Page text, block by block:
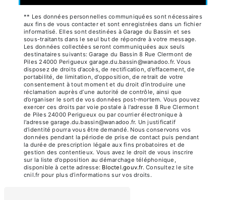
** Les données personnelles communiquées sont nécessaires
aux fins de vous contacter et sont enregistrées dans un fichier
informatisé. Elles sont destinées à Garage du Bassin et ses
sous-traitants dans le seul but de répondre à votre message.
Les données collectées seront communiquées aux seuls
destinataires suivants: Garage du Bassin 8 Rue Clermont de
Piles 24000 Perigueux garage.du.bassin@wanadoo.fr. Vous
disposez de droits d’accès, de rectification, d’effacement, de
portabilité, de limitation, d’opposition, de retrait de votre
consentement à tout moment et du droit d’introduire une
réclamation auprès d’une autorité de contrôle, ainsi que
d’organiser le sort de vos données post-mortem. Vous pouvez
exercer ces droits par voie postale à l'adresse 8 Rue Clermont
de Piles 24000 Perigueux ou par courrier électronique à
l'adresse garage.du.bassin@wanadoo.fr. Un justificatif
d'identité pourra vous être demandé. Nous conservons vos
données pendant la période de prise de contact puis pendant
la durée de prescription légale aux fins probatoires et de
gestion des contentieux. Vous avez le droit de vous inscrire
sur la liste d'opposition au démarchage téléphonique,
disponible à cette adresse:
Bloctel.gouv.fr. Consultez le site
cnil.fr pour plus d’informations sur vos droits.